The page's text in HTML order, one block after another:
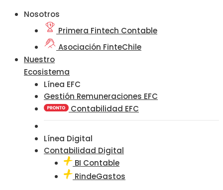
Nosotros
Primera Fintech Contable
Asociación FinteChile
Nuestro
Ecosistema
Línea EFC
Gestión Remuneraciones EFC
Contabilidad EFC
Línea Digital
Contabilidad Digital
BI Contable
RindeGastos